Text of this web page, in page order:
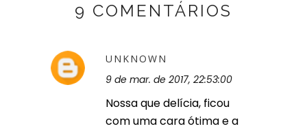
9 COMENTÁRIOS
UNKNOWN
9 de mar. de 2017, 22:53:00
Nossa que delícia, ficou
com uma cara ótima e a